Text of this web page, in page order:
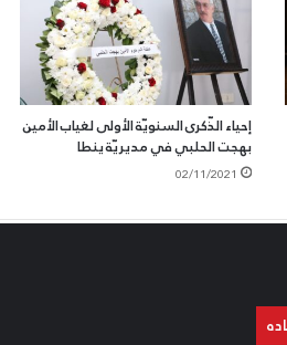
إحياء الذّكرى السنويّة الأولى لغياب الأمين
بهجت الحلبي في مديريّة ينطا
02/11/2021